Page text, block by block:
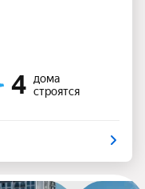
4
дома
строятся